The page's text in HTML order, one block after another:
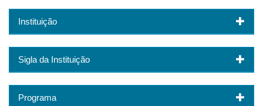
Instituição
Sigla da Instituição
Programa